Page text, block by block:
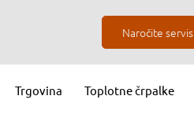
Naročite servis
Trgovina Toplotne črpalke